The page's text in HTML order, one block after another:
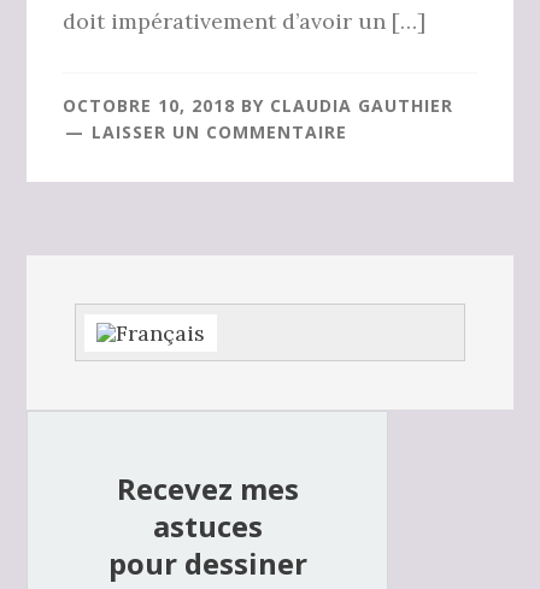
doit impérativement d’avoir un […]
OCTOBRE 10, 2018 BY CLAUDIA GAUTHIER
LAISSER UN COMMENTAIRE
latérale
principale
Recevez mes
astuces
pour dessiner